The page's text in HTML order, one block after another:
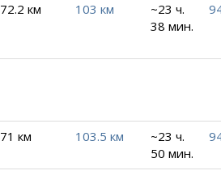
72.2 км 103 км
~23 ч.
38 мин.
71 км 103.5 км
~23 ч.
50 мин.